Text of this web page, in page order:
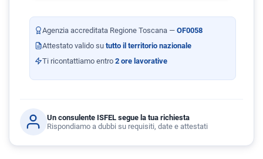
Agenzia accreditata Regione Toscana — OF0058
Attestato valido su tutto il territorio nazionale
Ti ricontattiamo entro 2 ore lavorative
Un consulente ISFEL segue la tua richiesta
Rispondiamo a dubbi su requisiti, date e attestati